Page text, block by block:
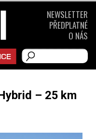
– 25 km
NEWSLETTER
PŘEDPLATNÉ
O NÁS